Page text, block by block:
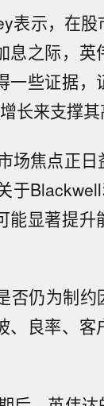
示，在股
息之际，英
一些证据，
长来支撑其
场焦点正日
于
能显著提升
否仍为制约
、良率、客